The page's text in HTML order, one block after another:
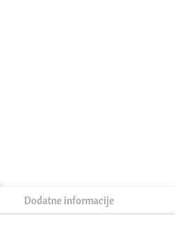
Dodatne informacije